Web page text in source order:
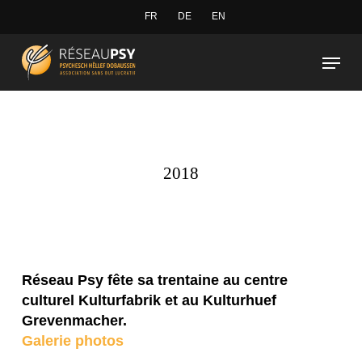
main
content
FR DE EN
Menu
2018
Réseau Psy fête sa trentaine au centre
culturel Kulturfabrik et au Kulturhuef
Grevenmacher.
Galerie photos